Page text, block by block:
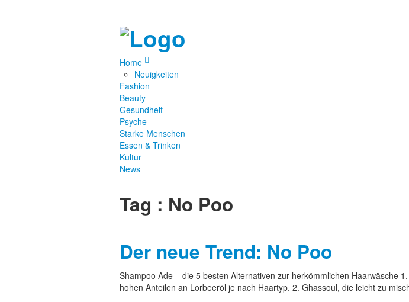
Home
Neuigkeiten
Fashion
Beauty
Gesundheit
Psyche
Starke Menschen
Essen & Trinken
Kultur
News
Tag : No Poo
Der neue Trend: No Poo
Shampoo Ade – die 5 besten Alternativen zur herkömmlichen Haarwäsche
hohen Anteilen an Lorbeeröl je nach Haartyp. 2. Ghassoul, die leicht zu